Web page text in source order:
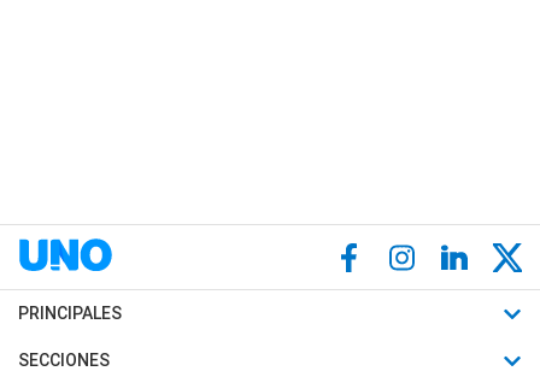
PRINCIPALES
Últimas Noticias
SECCIONES